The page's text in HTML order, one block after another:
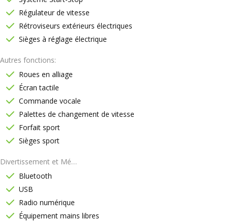
Régulateur de vitesse
Rétroviseurs extérieurs électriques
Sièges à réglage électrique
Autres fonctions
Roues en alliage
Écran tactile
Commande vocale
Palettes de changement de vitesse
Forfait sport
Sièges sport
Divertissement et Médias
Bluetooth
USB
Radio numérique
Équipement mains libres